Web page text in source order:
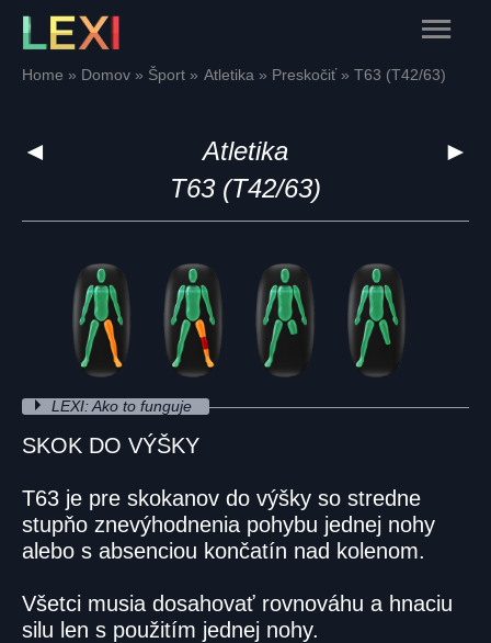
Skip
content
Main
Menu
Home Domov Šport Atletika Preskočiť T63 (T42/63)
◄ ►
Atletika
T63 (T42/63)
LEXI: Ako to funguje
SKOK DO VÝŠKY
T63 je pre skokanov do výšky so stredne
stupňo znevýhodnenia pohybu jednej nohy
alebo s absenciou končatín nad kolenom.
Všetci musia dosahovať rovnováhu a hnaciu
silu len s použitím jednej nohy.